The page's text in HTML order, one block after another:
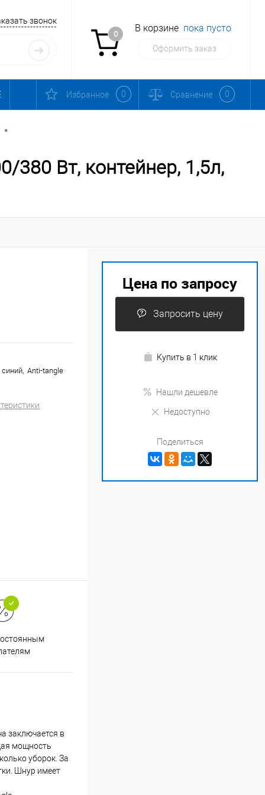
звонок
0
В корзине пока пусто
Оформить заказ
Избранное 0 Сравнение 0
•
380 Вт, контейнер, 1,5л,
синий, Anti-tangle
заключается в
мощность
уборок. За
Шнур имеет
Цена по запросу
Запросить цену
Купить в 1 клик
Нашли дешевле
Недоступно
Поделиться